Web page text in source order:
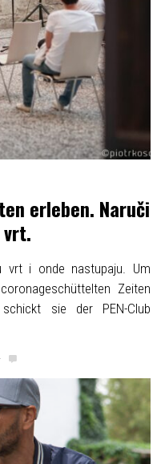
erleben. Naruči
i onde nastupaju. Um
Zeiten
sie der PEN-Club